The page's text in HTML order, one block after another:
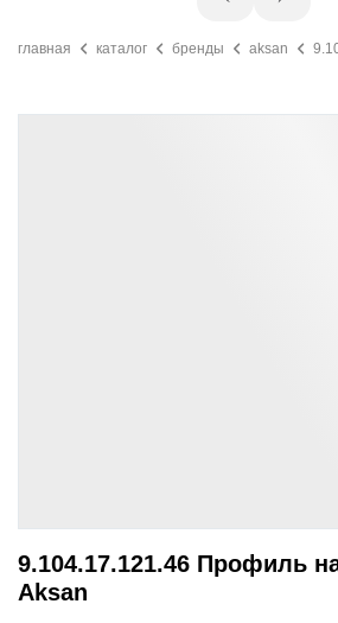
главная каталог бренды aksan
9.104.17.121.46 Профиль
Aksan